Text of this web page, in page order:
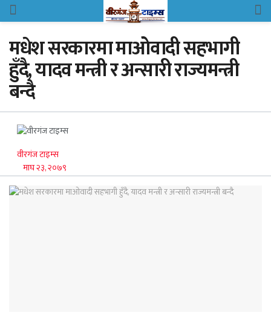
मधेश सरकारमा माओवादी सहभागी
हुँदै, यादव मन्त्री र अन्सारी राज्यमन्त्री
बन्दै
वीरगंज टाइम्स
माघ २३, २०७९